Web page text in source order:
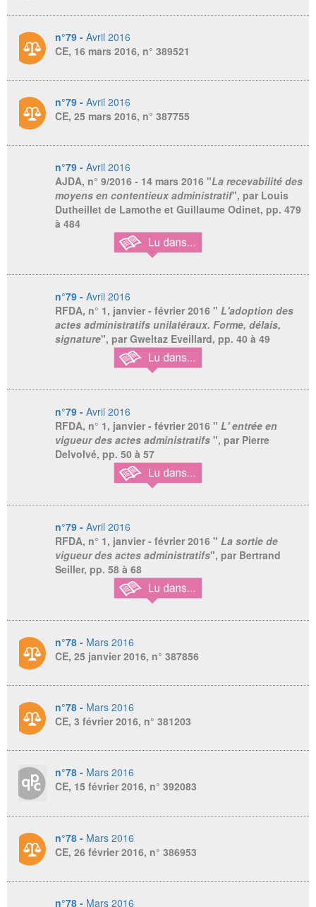
n°79 - Avril 2016
CE, 16 mars 2016, n° 389521
n°79 - Avril 2016
CE, 25 mars 2016, n° 387755
n°79 - Avril 2016
AJDA, n° 9/2016 - 14 mars 2016 "La recevabilité des
moyens en contentieux administratif", par Louis
Dutheillet de Lamothe et Guillaume Odinet, pp. 479
à 484
n°79 - Avril 2016
RFDA, n° 1, janvier - février 2016 " L'adoption des
actes administratifs unilatéraux. Forme, délais,
signature", par Gweltaz Eveillard, pp. 40 à 49
n°79 - Avril 2016
RFDA, n° 1, janvier - février 2016 " L' entrée en
vigueur des actes administratifs ", par Pierre
Delvolvé, pp. 50 à 57
n°79 - Avril 2016
RFDA, n° 1, janvier - février 2016 " La sortie de
vigueur des actes administratifs", par Bertrand
Seiller, pp. 58 à 68
n°78 - Mars 2016
CE, 25 janvier 2016, n° 387856
n°78 - Mars 2016
CE, 3 février 2016, n° 381203
n°78 - Mars 2016
CE, 15 février 2016, n° 392083
n°78 - Mars 2016
CE, 26 février 2016, n° 386953
n°78 - Mars 2016